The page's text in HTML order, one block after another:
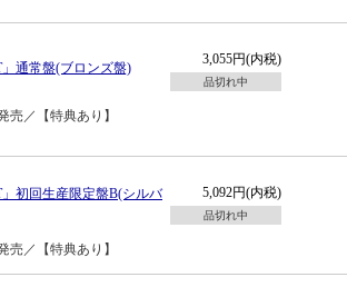
」通常盤(ブロンズ盤)
3,055円(内税)
品切れ中
売／【特典あり】
初回生産限定盤B(シルバ
5,092円(内税)
品切れ中
売／【特典あり】